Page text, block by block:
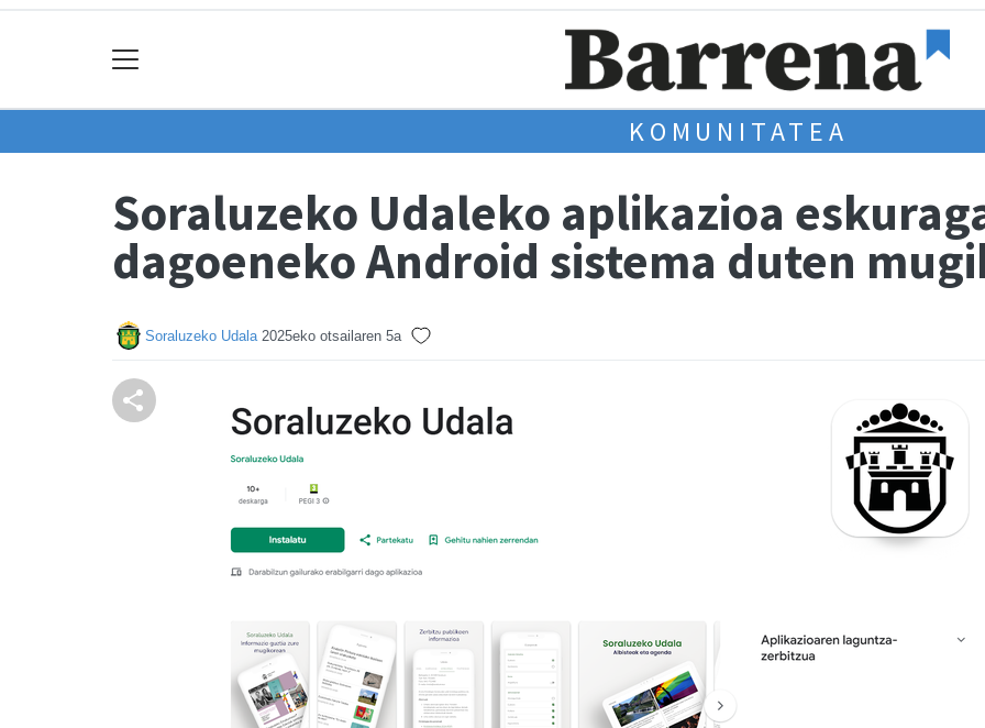
KOMUNITATEA
Soraluzeko Udaleko aplikazioa
dagoeneko Android sistema duten
Soraluzeko Udala 2025eko otsailaren 5a